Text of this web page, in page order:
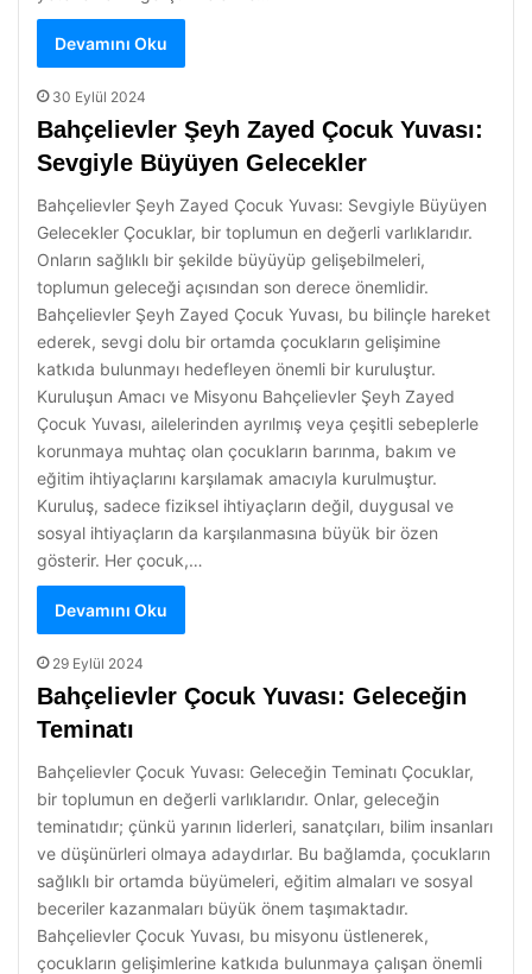
Devamını Oku
30 Eylül 2024
Bahçelievler Şeyh Zayed Çocuk Yuvası:
Sevgiyle Büyüyen Gelecekler
Bahçelievler Şeyh Zayed Çocuk Yuvası: Sevgiyle Büyüyen
Gelecekler Çocuklar, bir toplumun en değerli varlıklarıdır.
Onların sağlıklı bir şekilde büyüyüp gelişebilmeleri,
toplumun geleceği açısından son derece önemlidir.
Bahçelievler Şeyh Zayed Çocuk Yuvası, bu bilinçle hareket
ederek, sevgi dolu bir ortamda çocukların gelişimine
katkıda bulunmayı hedefleyen önemli bir kuruluştur.
Kuruluşun Amacı ve Misyonu Bahçelievler Şeyh Zayed
Çocuk Yuvası, ailelerinden ayrılmış veya çeşitli sebeplerle
korunmaya muhtaç olan çocukların barınma, bakım ve
eğitim ihtiyaçlarını karşılamak amacıyla kurulmuştur.
Kuruluş, sadece fiziksel ihtiyaçların değil, duygusal ve
sosyal ihtiyaçların da karşılanmasına büyük bir özen
gösterir. Her çocuk,…
Devamını Oku
29 Eylül 2024
Bahçelievler Çocuk Yuvası: Geleceğin
Teminatı
Bahçelievler Çocuk Yuvası: Geleceğin Teminatı Çocuklar,
bir toplumun en değerli varlıklarıdır. Onlar, geleceğin
teminatıdır; çünkü yarının liderleri, sanatçıları, bilim insanları
ve düşünürleri olmaya adaydırlar. Bu bağlamda, çocukların
sağlıklı bir ortamda büyümeleri, eğitim almaları ve sosyal
beceriler kazanmaları büyük önem taşımaktadır.
Bahçelievler Çocuk Yuvası, bu misyonu üstlenerek,
çocukların gelişimlerine katkıda bulunmaya çalışan önemli